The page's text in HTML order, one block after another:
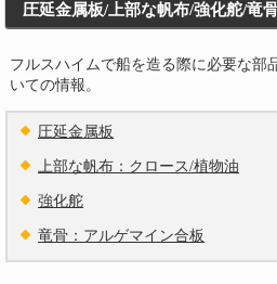
圧延金属板/上部な帆布/強化舵/竜
フルスハイムで船を造る際に必要な部
いての情報。
圧延金属板
上部な帆布：クロース/植物油
強化舵
竜骨：アルゲマイン合板